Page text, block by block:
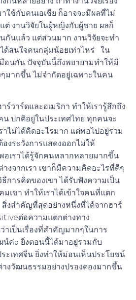
ใช้กับคนเอเชีย ก็อาจจะมีผลที่ไม่
ต่ งานวิจัยในผู้หญิงกับผู้ชาย ผลก็
กันแล้ว แต่ส่วนมาก งานวิจัยจะทำ
ด้สนใจคนกลุ่มน้อยเท่าไหร่ ใน
อนกัน ปัจจุบันนี้ถึงพยายามทำให้มี
มากขึ้น ไม่จำกัดอยู่เฉพาะในคน
ร์วาร์ดและอเมริกา ทำให้เรารู้สึกถึง
ปกติอยู่ในประเทศไทย ทุกคนจะ
ไม่ได้คิดอะไรมาก แต่พอไปอยู่รวม
งระวังการแสดงออกไม่ให้
เราได้รู้จักคนหลากหลายมากขึ้น
างจากเรา เขาก็มีความคิดอะไรที่ดีๆ
ธีการคิดของเขา ได้รับฟังความเป็น
เขา ทำให้เราได้เข้าใจคนที่แตก
สิ่งสำคัญที่สุดอย่างหนึ่งที่ได้จากฮาร์
ต่อความแตกต่างทาง
เป็นเรื่องที่สำคัญมากๆในการ
ค่ะ ยิ่งตอนนี้ได้มาอยู่รวมกับ
ะเทศจีน ยิ่งทำให้ม่อนเห็นประโยชน์
งวัฒนธรรมอย่างปรองดองมากขึ้น